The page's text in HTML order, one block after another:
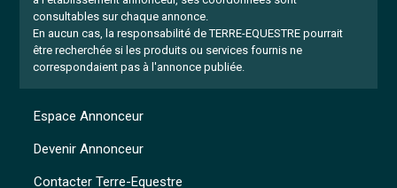
consultables sur chaque annonce.
En aucun cas, la responsabilité de TERRE-EQUESTRE pourrait
être recherchée si les produits ou services fournis ne
correspondaient pas à l'annonce publiée.
Espace Annonceur
Devenir Annonceur
Contacter Terre-Equestre